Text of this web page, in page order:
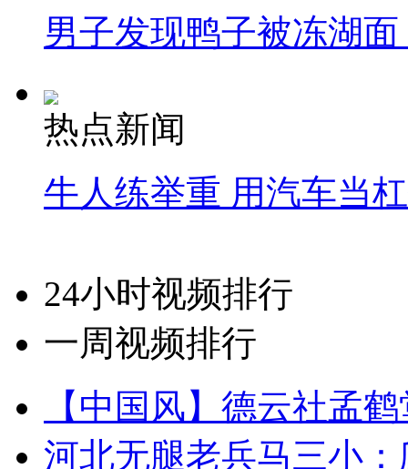
男子发现鸭子被冻湖
热点新闻
牛人练举重 用汽车当
24小时视频排行
一周视频排行
【中国风】德云社孟
河北无腿老兵马三小